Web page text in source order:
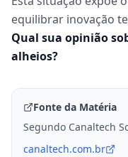
equilibrar inovação
Qual sua opinião
alheios?
Fonte da Matéria
Segundo Canaltech
canaltech.com.br